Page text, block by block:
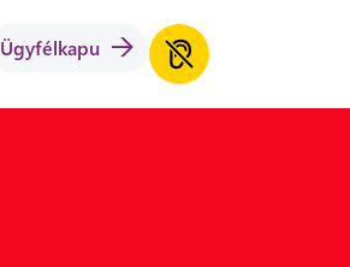
Ügyfélkapu